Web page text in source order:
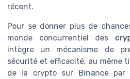
récent.
Pour se donner plus de
monde concurrentiel des
intègre un mécanisme de
sécurité et efficacité, au même
de la crypto sur Binance par